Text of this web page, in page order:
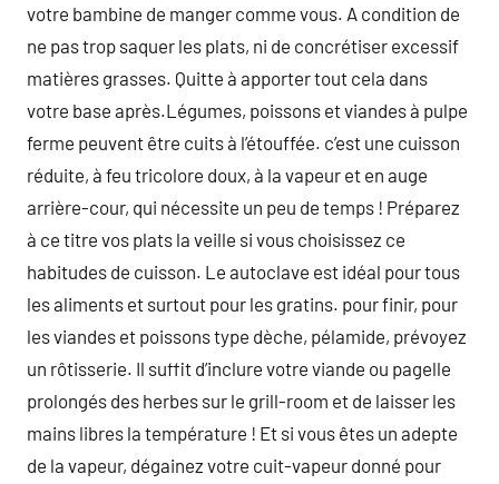
votre bambine de manger comme vous. A condition de
ne pas trop saquer les plats, ni de concrétiser excessif
matières grasses. Quitte à apporter tout cela dans
votre base après.Légumes, poissons et viandes à pulpe
ferme peuvent être cuits à l’étouffée. c’est une cuisson
réduite, à feu tricolore doux, à la vapeur et en auge
arrière-cour, qui nécessite un peu de temps ! Préparez
à ce titre vos plats la veille si vous choisissez ce
habitudes de cuisson. Le autoclave est idéal pour tous
les aliments et surtout pour les gratins. pour finir, pour
les viandes et poissons type dèche, pélamide, prévoyez
un rôtisserie. Il suffit d’inclure votre viande ou pagelle
prolongés des herbes sur le grill-room et de laisser les
mains libres la température ! Et si vous êtes un adepte
de la vapeur, dégainez votre cuit-vapeur donné pour